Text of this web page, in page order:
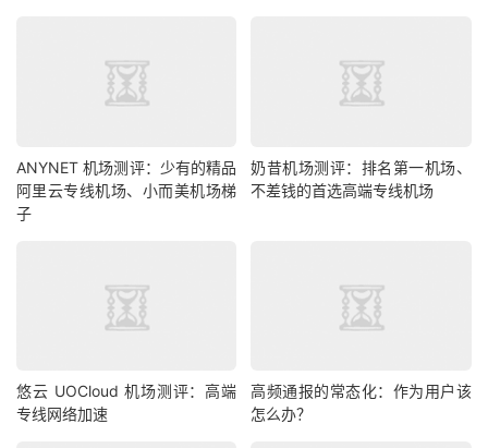
ANYNET 机场测评：少有的精品
阿里云专线机场、小而美机场梯
子
奶昔机场测评：排名第一机场、
不差钱的首选高端专线机场
悠云 UOCloud 机场测评：高端
专线网络加速
高频通报的常态化：作为用户该
怎么办？